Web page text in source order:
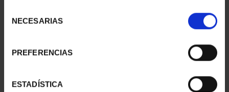
NECESARIAS
PREFERENCIAS
ESTADÍSTICA
153,00 €
425 ANIV VELÁZQUEZ
VULCANO